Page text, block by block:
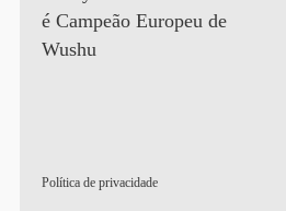
é Campeão Europeu de
Wushu
Política de privacidade